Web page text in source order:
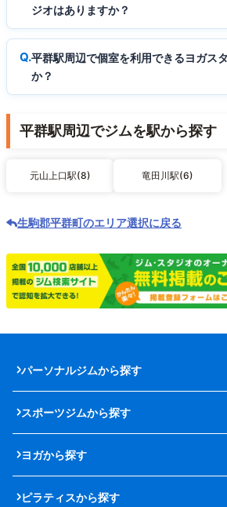
ジオはありますか？
平群駅周辺で個室を利用できるヨガス
か？
平群駅周辺でジムを駅から探す
元山上口駅(8) 竜田川駅(6)
生駒郡平群町のエリア選択に戻る
パーソナルジムから探す
スポーツジムから探す
ヨガから探す
ピラティスから探す